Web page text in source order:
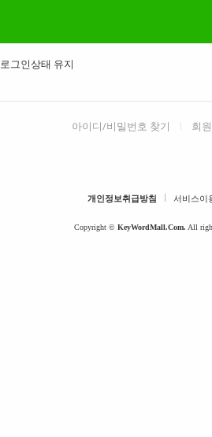
로그인상태 유지
아이디/비밀번호 찾기 회
개인정보취급방침 서비스이
Copyright © KeyWordMall.Com. All